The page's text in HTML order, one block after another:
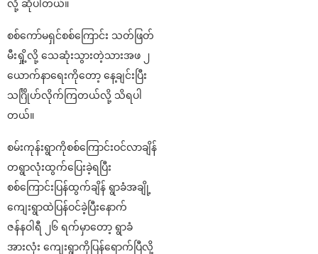
လို့ ဆိုပါတယ်။
စစ်ကော်မရှင်စစ်ကြောင်း သတ်ဖြတ်
မီးရှို့လို့ သေဆုံးသွားတဲ့သားအဖ ၂
ယောက်နာရေးကိုတော့ နေ့ချင်းပြီး
သင်္ဂြိုဟ်လိုက်ကြတယ်လို့ သိရပါ
တယ်။
စမ်းကုန်းရွာကိုစစ်ကြောင်းဝင်လာချိန်
တရွာလုံးထွက်ပြေးခဲ့ရပြီး
စစ်ကြောင်းပြန်ထွက်ချိန် ရွာခံအချို့
ကျေးရွာထဲပြန်ဝင်ခဲ့ပြီးနောက်
ဇန်နဝါရီ ၂၆ ရက်မှာတော့ ရွာခံ
အားလုံး ကျေးရွာကိုပြန်ရောက်ပြီလို့